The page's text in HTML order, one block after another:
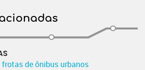
de ônibus urbanos